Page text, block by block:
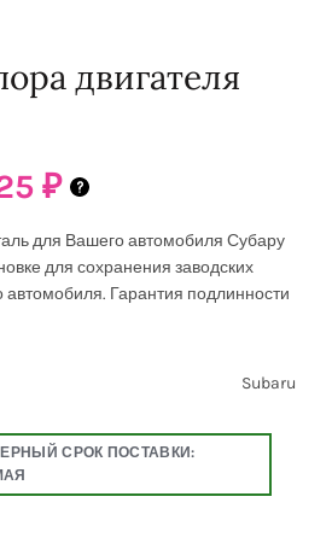
двигателя
₽
для Вашего автомобиля Субару
для сохранения заводских
автомобиля. Гарантия подлинности
Subaru
СРОК ПОСТАВКИ: